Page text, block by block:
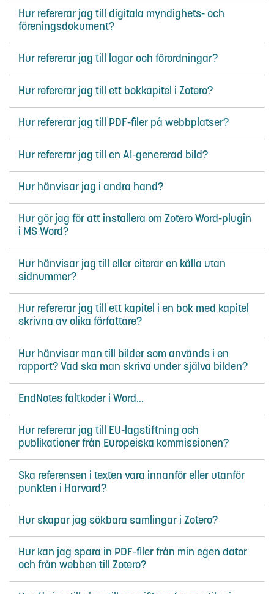
Hur refererar jag till digitala myndighets- och
föreningsdokument?
Hur refererar jag till lagar och förordningar?
Hur refererar jag till ett bokkapitel i Zotero?
Hur refererar jag till PDF-filer på webbplatser?
Hur refererar jag till en AI-genererad bild?
Hur hänvisar jag i andra hand?
Hur gör jag för att installera om Zotero Word-plugin
i MS Word?
Hur hänvisar jag till eller citerar en källa utan
sidnummer?
Hur refererar jag till ett kapitel i en bok med kapitel
skrivna av olika författare?
Hur hänvisar man till bilder som används i en
rapport? Vad ska man skriva under själva bilden?
EndNotes fältkoder i Word...
Hur refererar jag till EU-lagstiftning och
publikationer från Europeiska kommissionen?
Ska referensen i texten vara innanför eller utanför
punkten i Harvard?
Hur skapar jag sökbara samlingar i Zotero?
Hur kan jag spara in PDF-filer från min egen dator
och från webben till Zotero?